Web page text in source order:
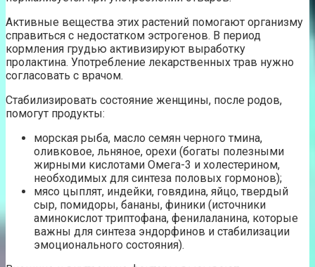
Активные вещества этих растений помогают организму
справиться с недостатком эстрогенов. В период
кормления грудью активизируют выработку
пролактина. Употребление лекарственных трав нужно
согласовать с врачом.
Стабилизировать состояние женщины, после родов,
помогут продукты:
морская рыба, масло семян черного тмина,
оливковое, льняное, орехи (богаты полезными
жирными кислотами Омега-3 и холестерином,
необходимых для синтеза половых гормонов);
мясо цыплят, индейки, говядина, яйцо, твердый
сыр, помидоры, бананы, финики (источники
аминокислот триптофана, фенилаланина, которые
важны для синтеза эндорфинов и стабилизации
эмоционального состояния).